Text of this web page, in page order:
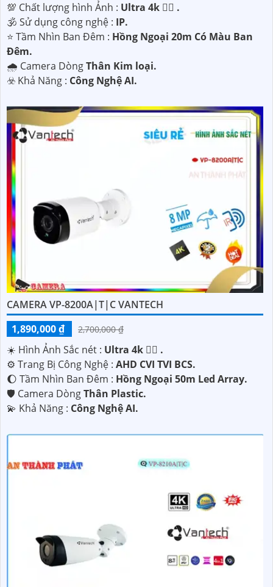
💯 Chất lượng hình Ảnh : Ultra 4k 👍🏾 .
🕉️ Sử dụng công nghệ : IP.
⭐ Tầm Nhìn Ban Đêm : Hồng Ngoại 20m Có Màu Ban
Ðêm.
🌧️ Camera DòngThân Kim loại.
️☣️ Khả Năng : Công Nghệ AI.
CAMERA VP-8200A|T|C VANTECH
1,890,000 ₫
2,700,000 ₫
☀️ Hình Ảnh Sắc nét : Ultra 4k 👍🏾 .
⚙ Trang Bị Công Nghệ : AHD CVI TVI BCS.
🌔 Tầm Nhìn Ban Đêm : Hồng Ngoại 50m Led Array.
🛡 Camera DòngThân Plastic.
️💫 Khả Năng : Công Nghệ AI.